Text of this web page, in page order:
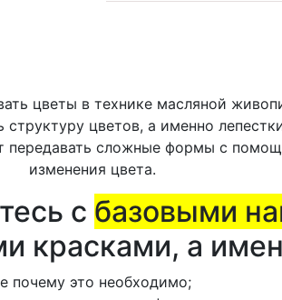
цветы в технике масляной
цветов, а именно
сложные формы с
изменения цвета.
с базовыми
красками, а
почему это необходимо;